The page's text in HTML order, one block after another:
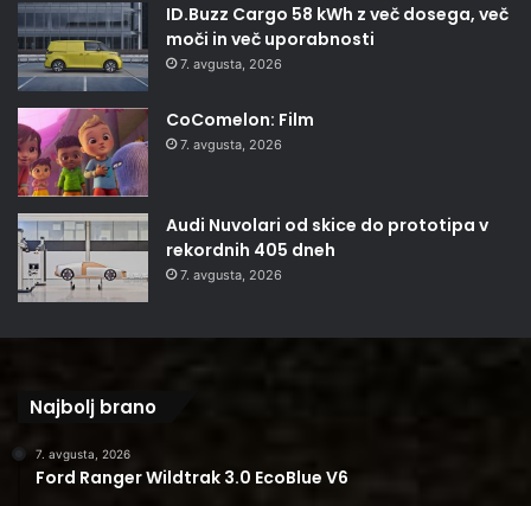
ID.Buzz Cargo 58 kWh z več dosega, več
moči in več uporabnosti
7. avgusta, 2026
CoComelon: Film
7. avgusta, 2026
Audi Nuvolari od skice do prototipa v
rekordnih 405 dneh
7. avgusta, 2026
Najbolj brano
7. avgusta, 2026
Ford Ranger Wildtrak 3.0 EcoBlue V6